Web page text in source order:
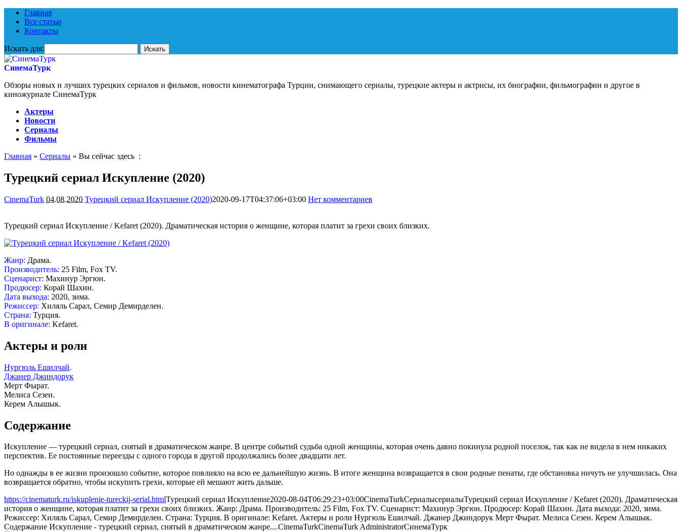
Главная
Все статьи
Контакты
Искать для:
СинемаТурк
Обзоры новых и лучших турецких сериалов и фильмов, новости кинематографа Турции, снимающего сериалы, турецкие актеры и актрисы, их биографии, фильмографии и другое в
киножурнале СинемаТурк
Актеры
Новости
Сериалы
Фильмы
Главная » Сериалы » Вы сейчас здесь :
Турецкий сериал Искупление (2020)
CinemaTurk 04.08.2020 Турецкий сериал Искупление (2020)2020-09-17T04:37:06+03:00 Нет комментариев
Турецкий сериал Искупление / Kefaret (2020). Драматическая история о женщине, которая платит за грехи своих близких.
Жанр: Драма.
Производитель: 25 Film, Fox TV.
Сценарист: Махинур Эргюн.
Продюсер: Корай Шахин.
Дата выхода: 2020, зима.
Режиссер: Хиляль Сарал, Семир Демирделен.
Страна: Турция.
В оригинале: Kefaret.
Актеры и роли
Нургюль Ешилчай.
Джанер Джиндорук
Мерт Фырат.
Мелиса Сезен.
Керем Алышык.
Содержание
Искупление — турецкий сериал, снятый в драматическом жанре. В центре событий судьба одной женщины, которая очень давно покинула родной поселок, так как не видела в нем никаких
перспектив. Ее постоянные переезды с одного города в другой продолжались более двадцати лет.
Но однажды в ее жизни произошло событие, которое повлияло на всю ее дальнейшую жизнь. В итоге женщина возвращается в свои родные пенаты, где обстановка ничуть не улучшилась. Она
возвращается обратно, чтобы искупить грехи, которые ей мешают жить дальше.
https://cinematurk.ru/iskuplenie-tureckij-serial.htmlТурецкий сериал Искупление2020-08-04T06:29:23+03:00CinemaTurkСериалысериалыТурецкий сериал Искупление / Kefaret (2020). Драматическая
история о женщине, которая платит за грехи своих близких. Жанр: Драма. Производитель: 25 Film, Fox TV. Сценарист: Махинур Эргюн. Продюсер: Корай Шахин. Дата выхода: 2020, зима.
Режиссер: Хиляль Сарал, Семир Демирделен. Страна: Турция. В оригинале: Kefaret. Актеры и роли Нургюль Ешилчай. Джанер Джиндорук Мерт Фырат. Мелиса Сезен. Керем Алышык.
Содержание Искупление - турецкий сериал, снятый в драматическом жанре....CinemaTurkCinemaTurkAdministratorСинемаТурк